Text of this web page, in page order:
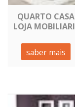
QUARTO
LOJA
saber mais